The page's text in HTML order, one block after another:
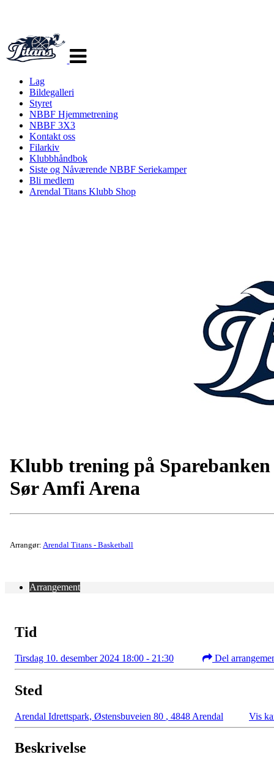
navigasjon
Lag
Bildegalleri
Styret
NBBF Hjemmetrening
NBBF 3X3
Kontakt oss
Filarkiv
Klubbhåndbok
Siste og Nåværende NBBF Seriekamper
Bli medlem
Arendal Titans Klubb Shop
Klubb trening på Sparebanken
Sør Amfi Arena
Arrangør: Arendal Titans - Basketball
Arrangement
Tid
Tirsdag 10. desember 2024 18:00 - 21:30 Del
Sted
Arendal Idrettspark, Østensbuveien 80 , 4848 Arendal Vis
Beskrivelse